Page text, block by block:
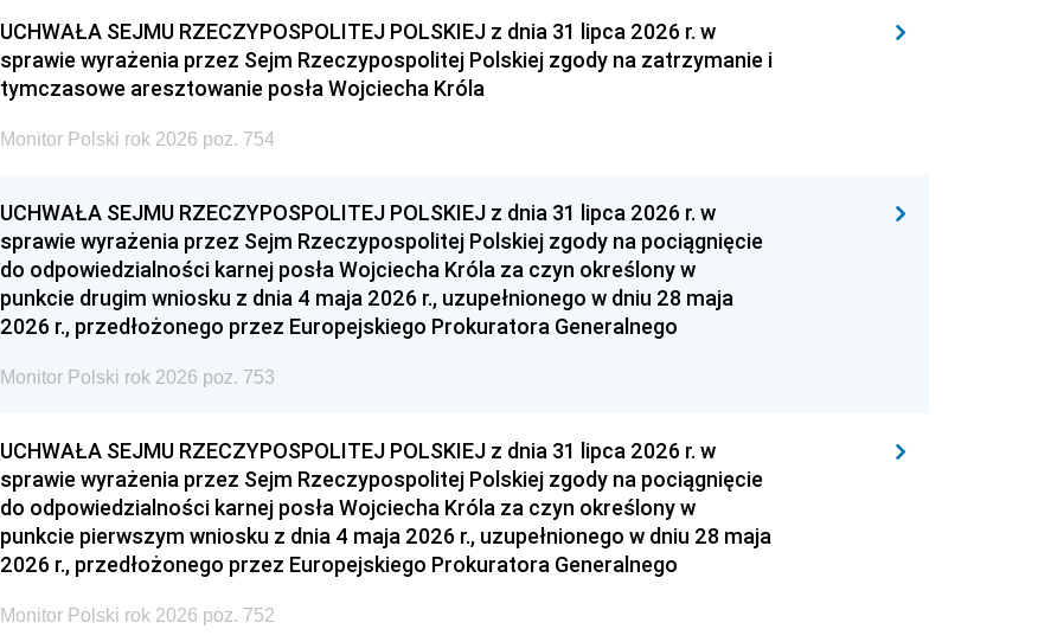
UCHWAŁA SEJMU RZECZYPOSPOLITEJ POLSKIEJ z dnia 31 lipca 2026 r. w
sprawie wyrażenia przez Sejm Rzeczypospolitej Polskiej zgody na zatrzymanie i
tymczasowe aresztowanie posła Wojciecha Króla
Monitor Polski rok 2026 poz. 754
UCHWAŁA SEJMU RZECZYPOSPOLITEJ POLSKIEJ z dnia 31 lipca 2026 r. w
sprawie wyrażenia przez Sejm Rzeczypospolitej Polskiej zgody na pociągnięcie
do odpowiedzialności karnej posła Wojciecha Króla za czyn określony w
punkcie drugim wniosku z dnia 4 maja 2026 r., uzupełnionego w dniu 28 maja
2026 r., przedłożonego przez Europejskiego Prokuratora Generalnego
Monitor Polski rok 2026 poz. 753
UCHWAŁA SEJMU RZECZYPOSPOLITEJ POLSKIEJ z dnia 31 lipca 2026 r. w
sprawie wyrażenia przez Sejm Rzeczypospolitej Polskiej zgody na pociągnięcie
do odpowiedzialności karnej posła Wojciecha Króla za czyn określony w
punkcie pierwszym wniosku z dnia 4 maja 2026 r., uzupełnionego w dniu 28 maja
2026 r., przedłożonego przez Europejskiego Prokuratora Generalnego
Monitor Polski rok 2026 poz. 752